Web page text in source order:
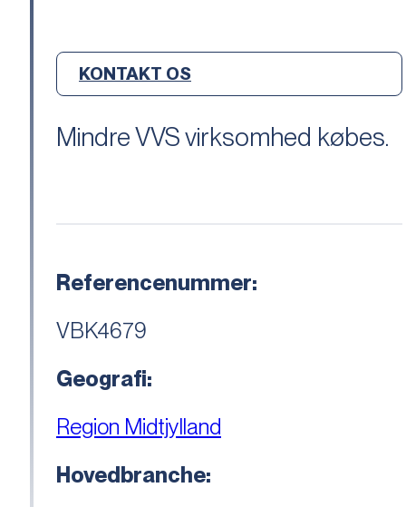
KONTAKT OS
Mindre VVS virksomhed købes.
Referencenummer:
VBK4679
Geografi:
Region Midtjylland
Hovedbranche: